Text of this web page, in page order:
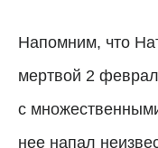
Напомним, что
мертвой 2
с
нее напал